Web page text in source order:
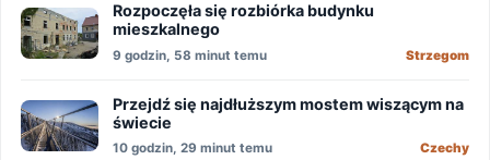
Rozpoczęła się rozbiórka budynku
mieszkalnego
9 godzin, 58 minut temu Strzegom
Przejdź się najdłuższym mostem wiszącym na
świecie
10 godzin, 29 minut temu Czechy